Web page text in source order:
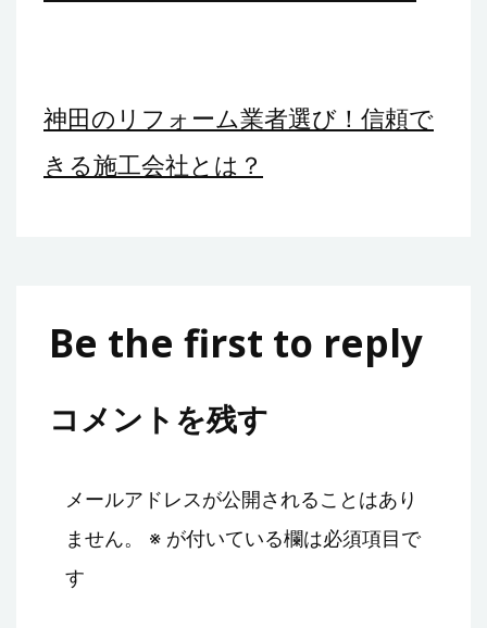
神田のリフォーム業者選び！信頼で
きる施工会社とは？
Be the first to reply
コメントを残す
メールアドレスが公開されることはあり
ません。
※ が付いている欄は必須項目で
す